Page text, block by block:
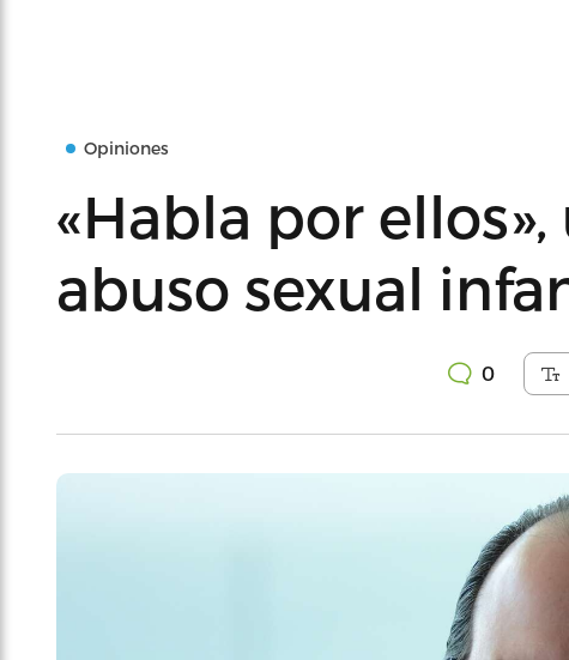
Opiniones
«Habla por
abuso sexual
0